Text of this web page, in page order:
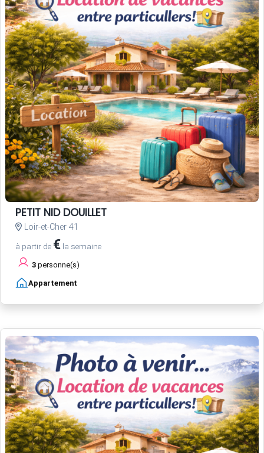
PETIT NID DOUILLET
Loir-et-Cher 41
à partir de € la semaine
3 personne(s)
Appartement